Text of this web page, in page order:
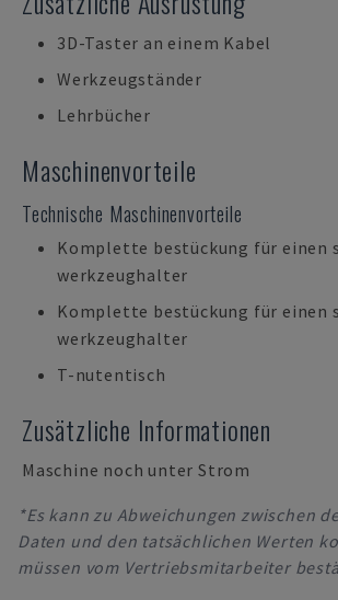
3D-Taster an einem Kabel
Werkzeugständer
Lehrbücher
Maschinenvorteile
Technische Maschinenvorteile
Komplette bestückung für einen
werkzeughalter
Komplette bestückung für einen
werkzeughalter
T-nutentisch
Zusätzliche Informationen
Maschine noch unter Strom
*Es kann zu Abweichungen zwischen
Daten und den tatsächlichen Werten
müssen vom Vertriebsmitarbeiter